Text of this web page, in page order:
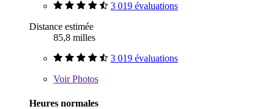
3 019 évaluations
Distance estimée
85,8 milles
3 019 évaluations
VoirPhotos
Heures normales